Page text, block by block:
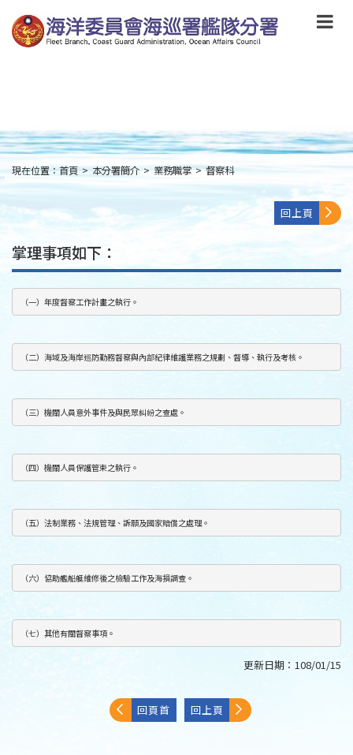
到
主
要
:::
現在位置： 首頁 > 本分署簡介 > 業務職掌 > 督察科
回上頁
掌理事項如下：
（一）年度督察工作計畫之執行。
（二）海域及海岸巡防勤務督察與內部紀律維護業務之規劃、督導、執行及考核。
（三）機關人員意外事件及與民眾糾紛之查處。
（四）機關人員保護管束之執行。
（五）法制業務、法規管理、訴願及國家賠償之處理。
（六）協助艦船艇維修後之檢驗工作及海損調查。
（七）其他有關督察事項。
更新日期： 108/01/15
回頁首 回上頁